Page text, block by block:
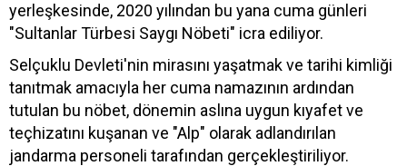
yerleşkesinde, 2020 yılından bu yana cuma günleri
"Sultanlar Türbesi Saygı Nöbeti" icra ediliyor.
Selçuklu Devleti'nin mirasını yaşatmak ve tarihi kimliği
tanıtmak amacıyla her cuma namazının ardından
tutulan bu nöbet, dönemin aslına uygun kıyafet ve
teçhizatını kuşanan ve "Alp" olarak adlandırılan
jandarma personeli tarafından gerçekleştiriliyor.